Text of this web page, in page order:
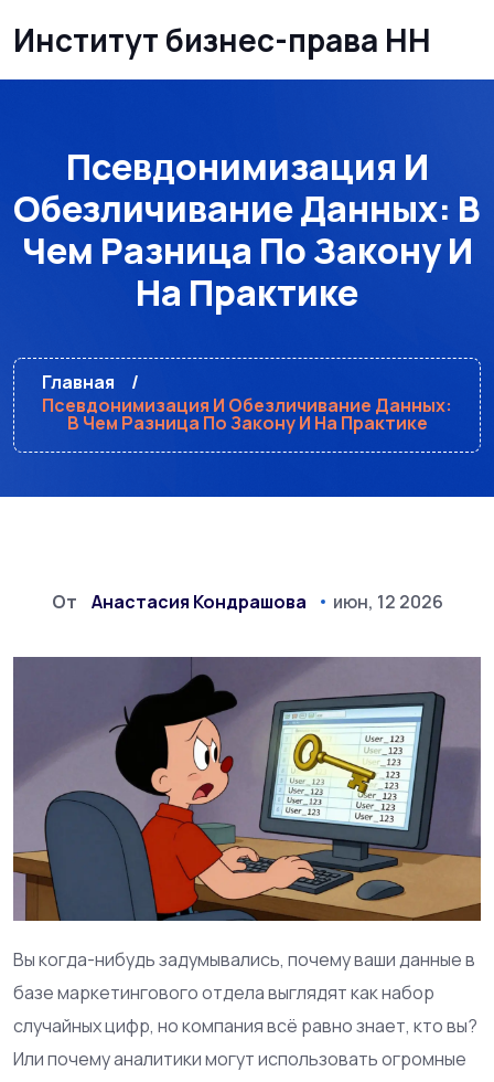
Институт бизнес-права НН
Псевдонимизация И
Обезличивание Данных: В
Чем Разница По Закону И
На Практике
Главная
Псевдонимизация И Обезличивание Данных:
В Чем Разница По Закону И На Практике
От Анастасия Кондрашова июн, 12 2026
Вы когда-нибудь задумывались, почему ваши данные в
базе маркетингового отдела выглядят как набор
случайных цифр, но компания всё равно знает, кто вы?
Или почему аналитики могут использовать огромные